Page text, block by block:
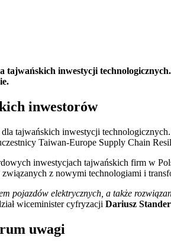
tajwańskich inwestycji
inwestorów
tajwańskich inwestycji
Taiwan-Europe Supply Chain
inwestycjach tajwańskich firm w
z nowymi technologiami i
pojazdów elektrycznych, a także
wiceminister cyfryzacji Dariusz
uwagi